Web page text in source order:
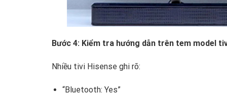
Bước 4: Kiểm tra hướng dẫn trên tem model
Nhiều tivi Hisense ghi rõ:
“Bluetooth: Yes”